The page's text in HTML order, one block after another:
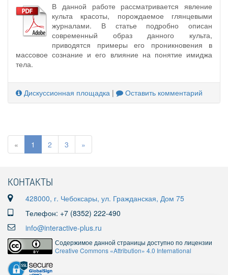
В данной работе рассматривается явление
культа красоты, порождаемое глянцевыми
журналами. В статье подробно описан
современный образ данного культа,
приводятся примеры его проникновения в
массовое сознание и его влияние на понятие имиджа
тела.
Дискуссионная площадка | Оставить комментарий
« 1 2 3 »
КОНТАКТЫ
428000, г. Чебоксары, ул. Гражданская, Дом 75
Телефон: +7 (8352) 222-490
info@interactive-plus.ru
Содержимое данной страницы доступно по лицензии
Creative Commons «Attribution» 4.0 International